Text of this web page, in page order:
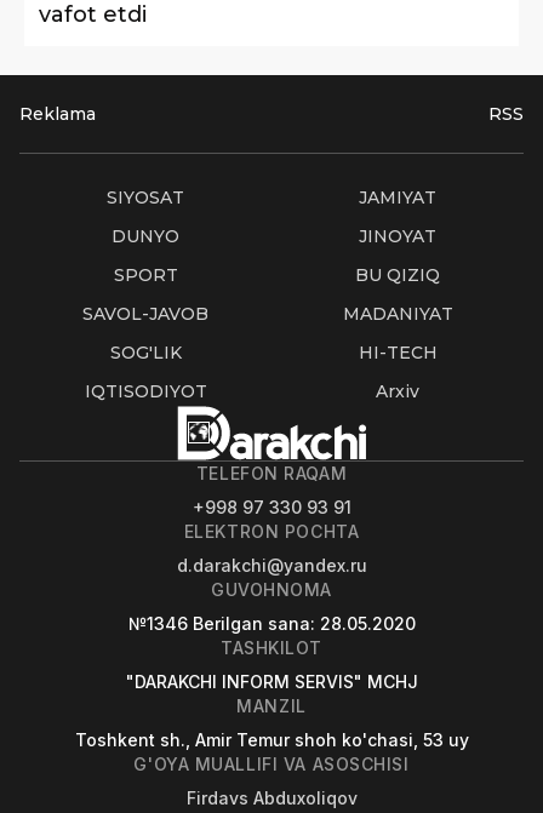
vafot etdi
Reklama RSS
SIYOSAT
JAMIYAT
DUNYO
JINOYAT
SPORT
BU QIZIQ
SAVOL-JAVOB
MADANIYAT
SOG'LIK
HI-TECH
IQTISODIYOT
Arxiv
TELEFON RAQAM
+998 97 330 93 91
ELEKTRON POCHTA
d.darakchi@yandex.ru
GUVOHNOMA
№1346 Berilgan sana: 28.05.2020
TASHKILOT
"DARAKCHI INFORM SERVIS" MCHJ
MANZIL
Toshkent sh., Amir Temur shoh ko'chasi, 53 uy
G'OYA MUALLIFI VA ASOSCHISI
Firdavs Abduxoliqov